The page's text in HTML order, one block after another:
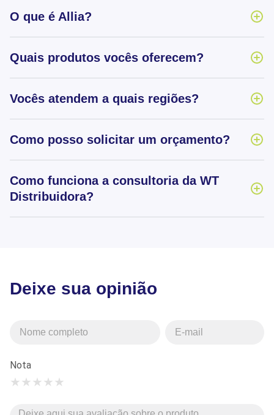
O que é Allia?
Quais produtos vocês oferecem?
Vocês atendem a quais regiões?
Como posso solicitar um orçamento?
Como funciona a consultoria da WT
Distribuidora?
Deixe sua opinião
Nota
★
★
★
★
★